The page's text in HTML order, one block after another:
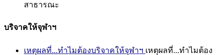
สาธารณะ
บริจาคให้จุฬาฯ
เหตุผลที่...ทำไมต้องบริจาคให้จุฬาฯ เหตุผลที่...ทำไมต้อง